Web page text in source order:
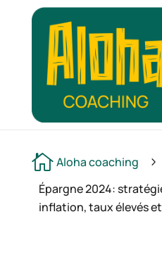
 Aloha coaching 5
Épargne 2024:
inflation, taux élevés